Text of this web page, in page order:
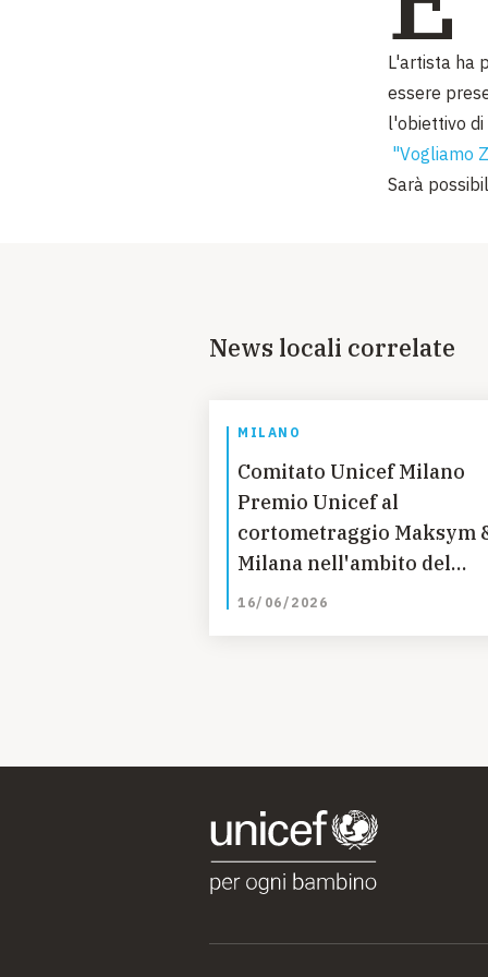
L'artista ha
essere
l'obiettivo di
"Vogliamo
Sarà
News locali correlate
MILANO
Comitato Unicef Milano
Premio Unicef al
cortometraggio Maksym
Milana nell'ambito del
Baloss Junior Milan Film
16/06/2026